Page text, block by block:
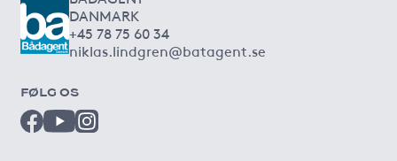
DANMARK
+45 78 75 60 34
niklas.lindgren@batagent.se
FØLG OS